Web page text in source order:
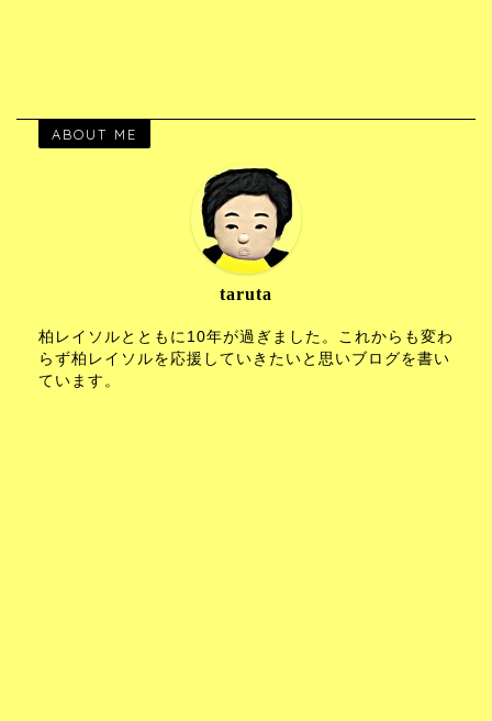
ABOUT ME
taruta
柏レイソルとともに10年が過ぎました。これからも変わ
らず柏レイソルを応援していきたいと思いブログを書い
ています。